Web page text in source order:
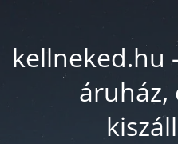
kellneked.hu
áruház,